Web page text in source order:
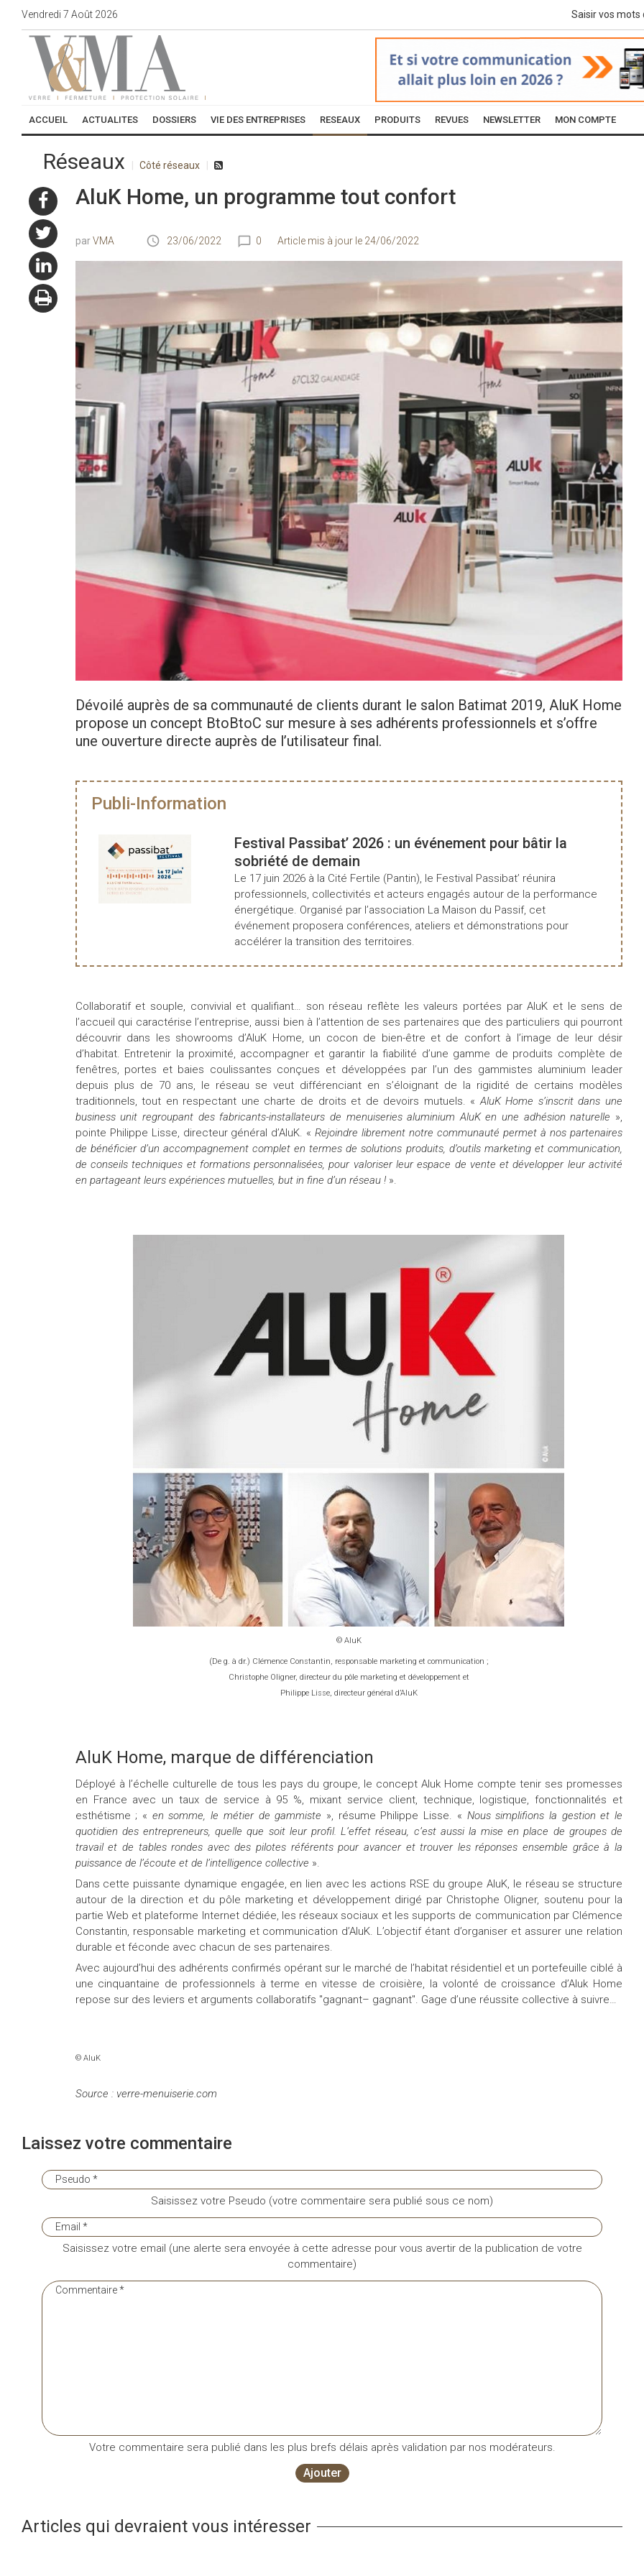
Vendredi 7 Août 2026
ACCUEIL ACTUALITES DOSSIERS VIE DES ENTREPRISES RESEAUX PRODUITS REVUES NEWSLETTER MON COMPTE
Réseaux Côté réseaux
AluK Home, un programme tout confort
VMA 23/06/2022 0 Article mis à jour le 24/06/2022
Dévoilé auprès de sa communauté de clients durant le salon Batimat 2019, AluK Home
propose un concept BtoBtoC sur mesure à ses adhérents professionnels et s’offre
une ouverture directe auprès de l’utilisateur final.
Publi-Information
Festival Passibat’ 2026 : un événement pour bâtir la
sobriété de demain
Le 17 juin 2026 à la Cité Fertile (Pantin), le Festival Passibat’ réunira
professionnels, collectivités et acteurs engagés autour de la performance
énergétique. Organisé par l’association La Maison du Passif, cet
événement proposera conférences, ateliers et démonstrations pour
accélérer la transition des territoires.
Collaboratif et souple, convivial et qualifiant… son réseau reflète les valeurs portées par AluK et le sens de
l’accueil qui caractérise l’entreprise, aussi bien à l’attention de ses partenaires que des particuliers qui pourront
découvrir dans les showrooms d’AluK Home, un cocon de bien-être et de confort à l’image de leur désir
d’habitat. Entretenir la proximité, accompagner et garantir la fiabilité d’une gamme de produits complète de
fenêtres, portes et baies coulissantes conçues et développées par l’un des gammistes aluminium leader
depuis plus de 70 ans, le réseau se veut différenciant en s’éloignant de la rigidité de certains modèles
traditionnels, tout en respectant une charte de droits et de devoirs mutuels. «AluK Home s’inscrit dans une
business unit regroupant des fabricants-installateurs de menuiseries aluminium AluK en une adhésion naturelle »,
pointe Philippe Lisse, directeur général d’AluK. «Rejoindre librement notre communauté permet à nos partenaires
de bénéficier d’un accompagnement complet en termes de solutions produits, d’outils marketing et communication,
de conseils techniques et formations personnalisées, pour valoriser leur espace de vente et développer leur activité
en partageant leurs expériences mutuelles, but in fine d’un réseau ! ».
© AluK
(De g. à dr.) Clémence Constantin, responsable marketing et communication ;
Christophe Oligner, directeur du pôle marketing et développement et
Philippe Lisse, directeur général d’AluK
AluK Home, marque de différenciation
Déployé à l’échelle culturelle de tous les pays du groupe, le concept Aluk Home compte tenir ses promesses
en France avec un taux de service à 95 %, mixant service client, technique, logistique, fonctionnalités et
esthétisme ; « en somme, le métier de gammiste », résume Philippe Lisse. « Nous simplifions la gestion et le
quotidien des entrepreneurs, quelle que soit leur profil. L’effet réseau, c’est aussi la mise en place de groupes de
travail et de tables rondes avec des pilotes référents pour avancer et trouver les réponses ensemble grâce à la
puissance de l’écoute et de l’intelligence collective ».
Dans cette puissante dynamique engagée, en lien avec les actions RSE du groupe AluK, le réseau se structure
autour de la direction et du pôle marketing et développement dirigé par Christophe Oligner, soutenu pour la
partie Web et plateforme Internet dédiée, les réseaux sociaux et les supports de communication par Clémence
Constantin, responsable marketing et communication d’AluK. L’objectif étant d’organiser et assurer une relation
durable et féconde avec chacun de ses partenaires.
Avec aujourd’hui des adhérents confirmés opérant sur le marché de l’habitat résidentiel et un portefeuille ciblé à
une cinquantaine de professionnels à terme en vitesse de croisière, la volonté de croissance d’Aluk Home
repose sur des leviers et arguments collaboratifs "gagnant– gagnant". Gage d’une réussite collective à suivre…
© AluK
Source : verre-menuiserie.com
Laissez votre commentaire
Saisissez votre Pseudo (votre commentaire sera publié sous ce nom)
Saisissez votre email (une alerte sera envoyée à cette adresse pour vous avertir de la publication de votre
commentaire)
Votre commentaire sera publié dans les plus brefs délais après validation par nos modérateurs.
Ajouter
Articles qui devraient vous intéresser